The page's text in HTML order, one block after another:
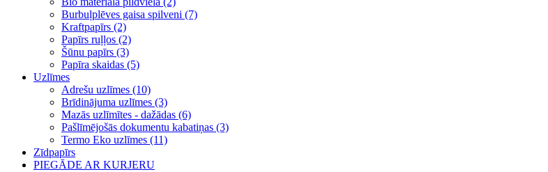
Burbuļplēves gaisa spilveni (7)
Kraftpapīrs (2)
Papīrs ruļļos (2)
Šūnu papīrs (3)
Papīra skaidas (5)
Uzlīmes
Adrešu uzlīmes (10)
Brīdinājuma uzlīmes (3)
Mazās uzlīmītes - dažādas (6)
Pašlīmējošās dokumentu kabatiņas (3)
Termo Eko uzlīmes (11)
Zīdpapīrs
PIEGĀDE AR KURJERU